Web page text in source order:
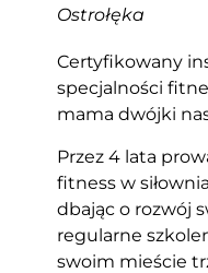
Ostrołęka
Certyfikowany
specjalności
mama dwójki
Przez 4 lata
fitness w
dbając o rozwój
regularne
swoim mieście